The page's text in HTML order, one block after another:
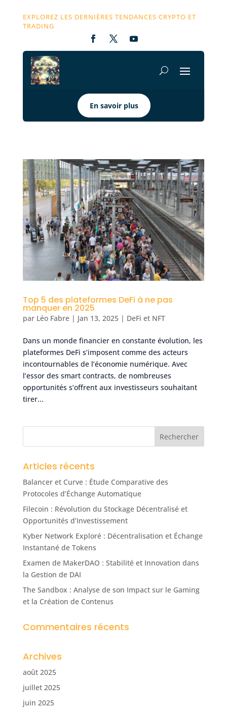
EXPLOREZ LES DERNIÈRES TENDANCES CRYPTO ET
TRADING
En savoir plus
Top 5 des plateformes DeFi à ne pas
manquer en 2025
par Léo Fabre| Jan 13, 2025| DeFi et NFT
Dans un monde financier en constante évolution, les
plateformes DeFi s’imposent comme des acteurs
incontournables de l’économie numérique. Avec
l’essor des smart contracts, de nombreuses
opportunités s’offrent aux investisseurs souhaitant
tirer...
Articles récents
Balancer et Curve : Étude Comparative des
Protocoles d’Échange Automatique
Filecoin : Révolution du Stockage Décentralisé et
Opportunités d’Investissement
Kyber Network Exploré : Décentralisation et Échange
Instantané de Tokens
Examen de MakerDAO : Stabilité et Innovation dans
la Gestion de DAI
The Sandbox : Analyse de son Impact sur le Gaming
et la Création de Contenus
Commentaires récents
Archives
août 2025
juillet 2025
juin 2025